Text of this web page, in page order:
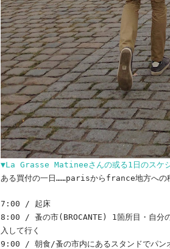
▼La Grasse Matineeさんの或る1日のスケジ
ある買付の一日……parisからfrance地方への
7:00 / 起床
8:00 / 蚤の市(BROCANTE) 1箇所目・自分の
入して行く
9:00 / 朝食/蚤の市内にあるスタンドでパン